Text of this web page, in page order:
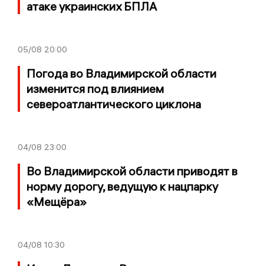
атаке украинских БПЛА
05/08 20:00
Погода во Владимирской области
изменится под влиянием
североатлантического циклона
04/08 23:00
Во Владимирской области приводят в
норму дорогу, ведущую к нацпарку
«Мещёра»
04/08 10:30